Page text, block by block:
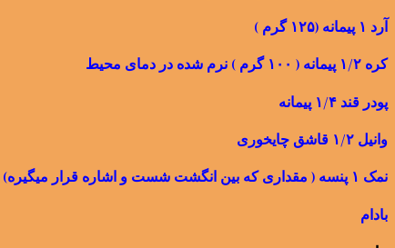
آرد ۱ پیمانه (۱۲۵ گرم )
کره ۱/۲ پیمانه ( ۱۰۰ گرم ) نرم شده در دمای محیط
پودر قند ۱/۴ پیمانه
وانیل ۱/۲ قاشق چایخوری
نمک ۱ پنسه ( مقداری که بین انگشت شست و اشاره قرار میگیره)
بادام